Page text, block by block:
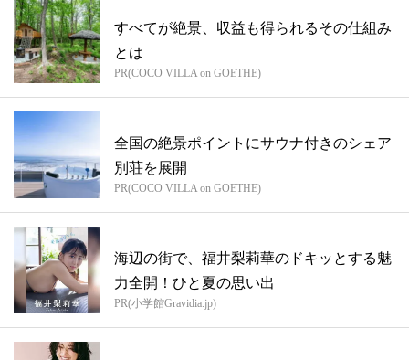
すべてが絶景、収益も得られるその仕組み
とは
PR(COCO VILLA on GOETHE)
全国の絶景ポイントにサウナ付きのシェア
別荘を展開
PR(COCO VILLA on GOETHE)
海辺の街で、福井梨莉華のドキッとする魅
力全開！ひと夏の思い出
PR(小学館Gravidia.jp)